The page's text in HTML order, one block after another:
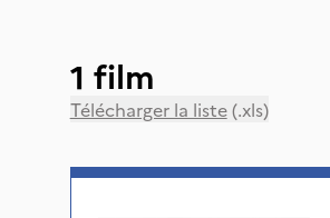
1 film
Télécharger la liste(.xls)